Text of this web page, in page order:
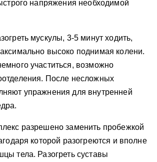
напряжения необходимой
мускулы, 3-5 минут ходить,
высоко поднимая колени.
участиться, возможно
После несложных
упражнения для внутренней
разрешено заменить пробежкой
которой разогреются и вполне
тела. Разогреть суставы